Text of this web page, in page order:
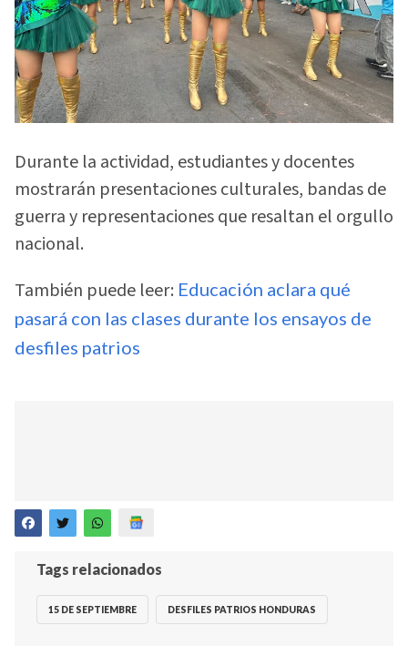
Durante la actividad, estudiantes y docentes
mostrarán presentaciones culturales, bandas de
guerra y representaciones que resaltan el orgullo
nacional.
También puede leer: Educación aclara qué
pasará con las clases durante los ensayos de
desfiles patrios
Tags relacionados
15 DE SEPTIEMBRE DESFILES PATRIOS HONDURAS